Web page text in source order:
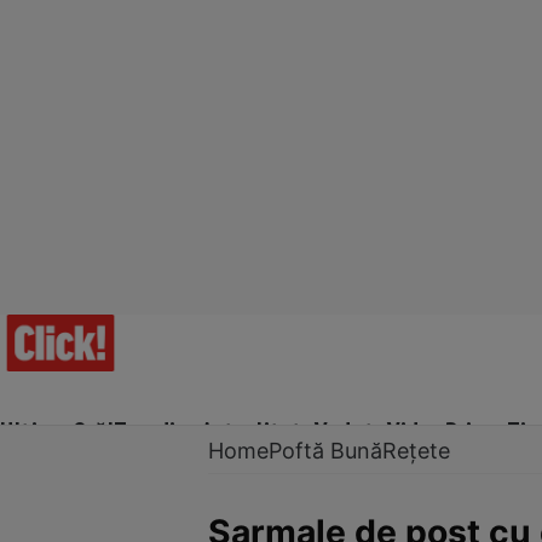
Ultima Oră!Trending Actualitate Vedete Video Prime Time
HomePoftă BunăRețete
Sarmale de post